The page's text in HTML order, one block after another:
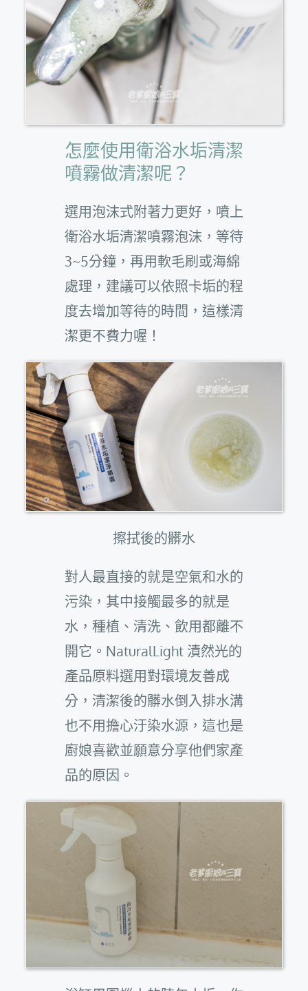
怎麼使用衛浴水垢清潔
噴霧做清潔呢？
選用泡沫式附著力更好，噴上
衛浴水垢清潔噴霧泡沫，等待
3~5分鐘，再用軟毛刷或海綿
處理，建議可以依照卡垢的程
度去增加等待的時間，這樣清
潔更不費力喔！
擦拭後的髒水
對人最直接的就是空氣和水的
污染，其中接觸最多的就是
水，種植、清洗、飲用都離不
開它。NaturalLight 漬然光的
產品原料選用對環境友善成
分，清潔後的髒水倒入排水溝
也不用擔心汙染水源，這也是
廚娘喜歡並願意分享他們家產
品的原因。